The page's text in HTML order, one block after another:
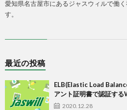
愛知県名古屋市にあるジャスウィルで働
す。
最近の投稿
ELB(Elastic Load
アント証明書で認証する
2020.12.28